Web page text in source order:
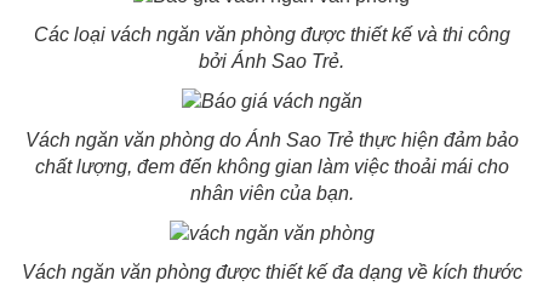
Các loại vách ngăn văn phòng được thiết kế và thi công
bởi Ánh Sao Trẻ.
Vách ngăn văn phòng do Ánh Sao Trẻ thực hiện đảm bảo
chất lượng, đem đến không gian làm việc thoải mái cho
nhân viên của bạn.
Vách ngăn văn phòng được thiết kế đa dạng về kích thước